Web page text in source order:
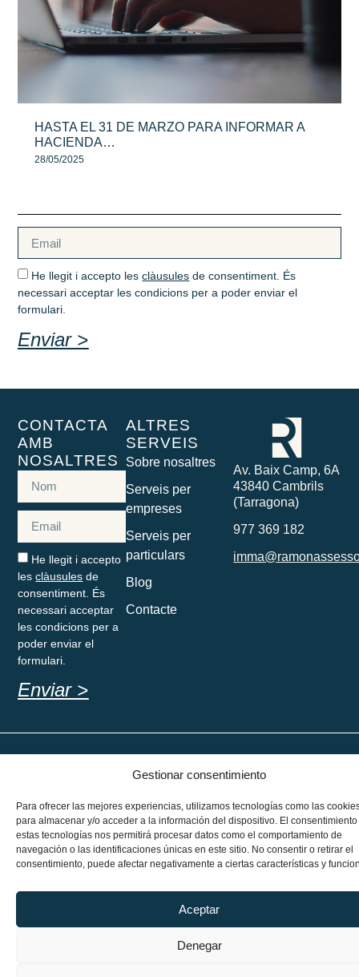
Gestionar consentimiento
Para ofrecer las mejores experiencias, utilizamos tecnologías como las
para almacenar y/o acceder a la información del dispositivo. El
estas tecnologías nos permitirá procesar datos como el comportamiento de
navegación o las identificaciones únicas en este sitio. No consentir o retirar el
consentimiento, puede afectar negativamente a ciertas características y
Aceptar
Denegar
HASTA EL 31 DE MARZO PARA INFORMAR A
HACIENDA…
28/05/2025
He llegit i accepto lesclàusules de consentiment. És
necessari acceptar les condicions per a poder enviar el
formulari.
Enviar >
Av. Baix Camp, 6A
43840 Cambrils
(Tarragona)
977 369 182
ALTRES
SERVEIS
Sobre nosaltres
Serveis per
empreses
Serveis per
particulars
Blog
Contacte
CONTACTA
AMB
NOSALTRES
He llegit i accepto
lesclàusules de
consentiment. És
necessari acceptar
les condicions per a
poder enviar el
formulari.
Enviar >
studio